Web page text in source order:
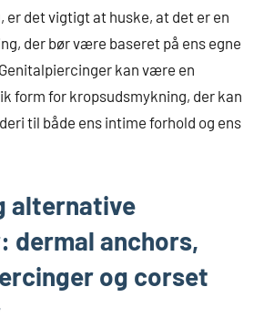
det vigtigt at huske, at det er en
der bør være baseret på ens egne
kan være en
form for kropsudsmykning, der kan
til både ens intime forhold og ens
alternative
dermal anchors,
og corset